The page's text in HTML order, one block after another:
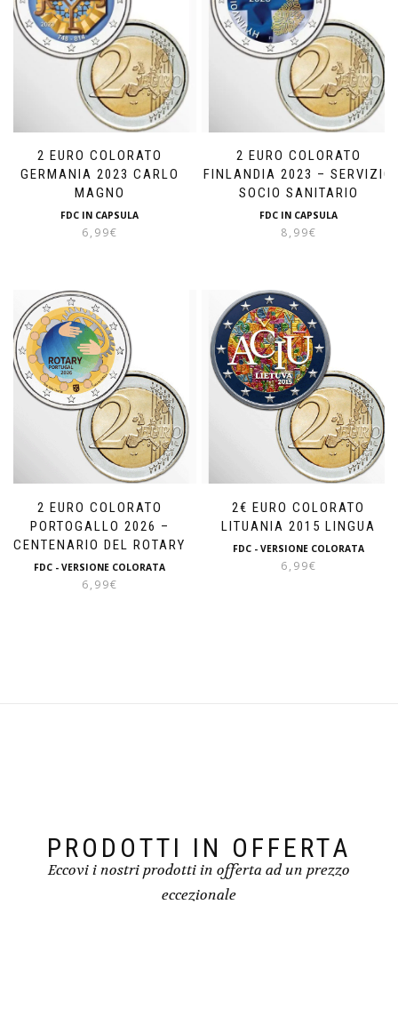
2 EURO COLORATO
GERMANIA 2023 CARLO
MAGNO
FDC IN CAPSULA
6,99€
2 EURO COLORATO
FINLANDIA 2023 – SERVIZIO
SOCIO SANITARIO
FDC IN CAPSULA
8,99€
2 EURO COLORATO
PORTOGALLO 2026 –
CENTENARIO DEL ROTARY
FDC - VERSIONE COLORATA
6,99€
2€ EURO COLORATO
LITUANIA 2015 LINGUA
FDC - VERSIONE COLORATA
6,99€
PRODOTTI IN OFFERTA
Eccovi i nostri prodotti in offerta ad un prezzo
eccezionale